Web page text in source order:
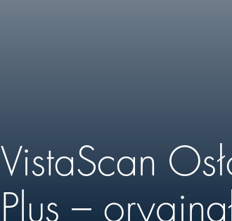
VistaScan
Plus –